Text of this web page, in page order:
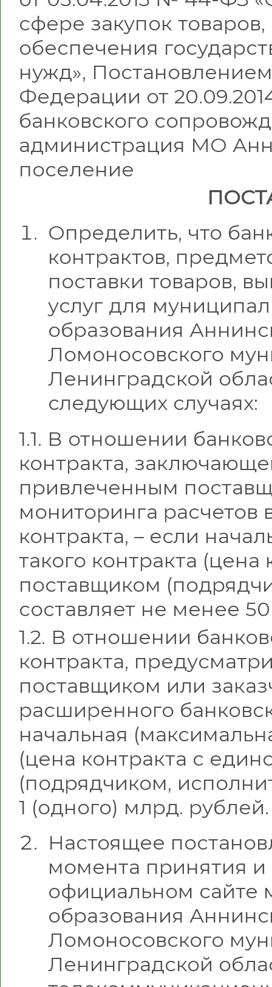
сфере закупок товаров,
обеспечения
нужд»,
Федерации от
банковского
администрация МО
поселение
Определить, что
контрактов,
поставки товаров,
услуг для
образования
Ломоносовского
Ленинградской
следующих случаях:
1.1. В отношении
контракта,
привлеченным
мониторинга расчетов
контракта, – если
такого контракта
поставщиком
составляет не менее
1.2. В отношении
контракта,
поставщиком или
расширенного
начальная
(цена контракта с
(подрядчиком,
1 (одного) млрд. рублей.
Настоящее
момента принятия
официальном сайте
образования
Ломоносовского
Ленинградской